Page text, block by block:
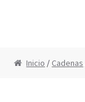
Inicio / Cadenas